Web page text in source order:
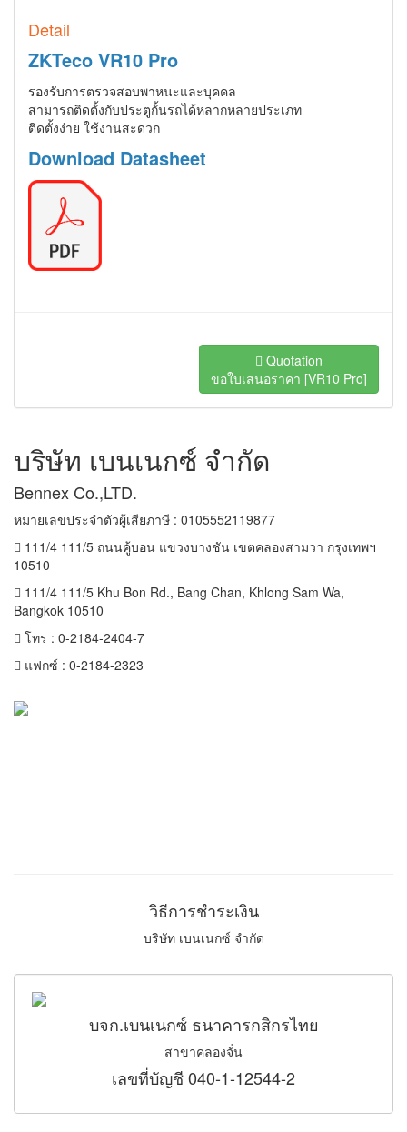
Detail
ZKTeco VR10 Pro
รองรับการตรวจสอบพาหนะและบุคคล
สามารถติดตั้งกับประตูกั้นรถได้หลากหลายประเภท
ติดตั้งง่าย ใช้งานสะดวก
Download Datasheet
Quotation
ขอใบเสนอราคา [VR10 Pro]
บริษัท เบนเนกซ์ จำกัด
Bennex Co.,LTD.
หมายเลขประจำตัวผู้เสียภาษี : 0105552119877
111/4 111/5 ถนนคู้บอน แขวงบางชัน เขตคลองสามวา กรุงเทพฯ
10510
111/4 111/5 Khu Bon Rd., Bang Chan, Khlong Sam Wa,
Bangkok 10510
โทร : 0-2184-2404-7
แฟกซ์ : 0-2184-2323
วิธีการชำระเงิน
บริษัท เบนเนกซ์ จำกัด
บจก.เบนเนกซ์ ธนาคารกสิกรไทย
สาขาคลองจั่น
เลขที่บัญชี 040-1-12544-2